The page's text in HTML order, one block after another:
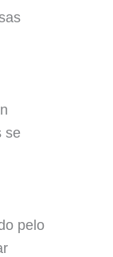
se
pelo